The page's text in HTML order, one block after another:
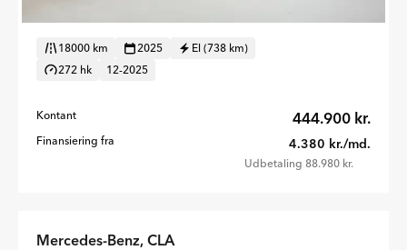
18000 km 2025
El (738 km)
272 hk
12-2025
Kontant 444.900 kr.
Finansiering fra 4.380 kr./md.
Udbetaling 88.980 kr.
Mercedes-Benz, CLA